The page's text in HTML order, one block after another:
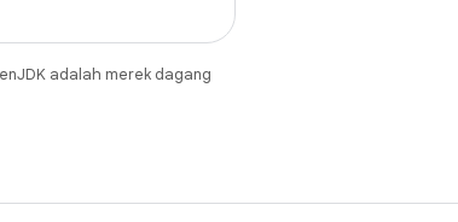
adalah merek dagang